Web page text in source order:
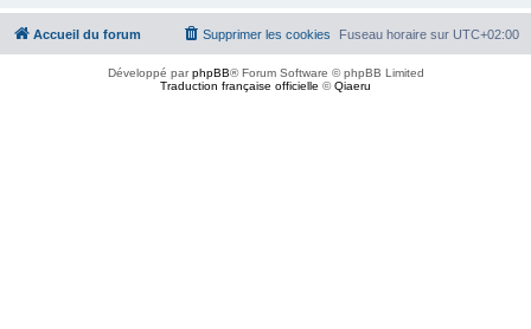
Accueil du forum Fuseau horaire sur UTC+02:00
Supprimer les cookies
Développé parphpBB® Forum Software © phpBB Limited
Traduction française officielle ©Qiaeru